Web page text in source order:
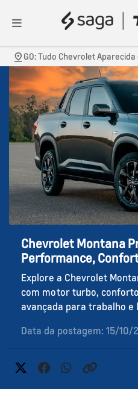
GO: Tudo Chevrolet
Chevrolet Montana
Performance,
Explore a Chevrolet
com motor turbo,
avançada para trabalho e
Data da postagem: 15/10/